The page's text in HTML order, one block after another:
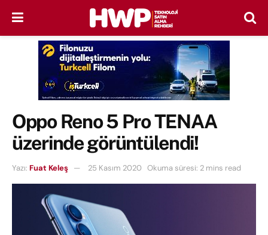
Oppo Reno 5 Pro TENAA
üzerinde görüntülendi!
Yazı: Fuat Keleş 25 Kasım 2020 Okuma süresi: 2 mins read